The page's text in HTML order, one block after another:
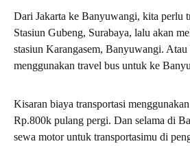
Dari Jakarta ke Banyuwangi, kita perlu
Stasiun Gubeng, Surabaya, lalu akan
stasiun Karangasem, Banyuwangi. Atau
menggunakan travel bus untuk ke
Kisaran biaya transportasi
Rp.800k pulang pergi. Dan selama di
sewa motor untuk transportasimu di